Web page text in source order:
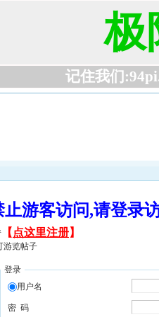
极
记住我们
止游客访问,请登
【 点这里注册】
游览帖子
登录
用户名
密 码